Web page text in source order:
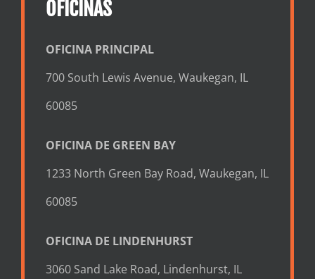
OFICINAS
OFICINA PRINCIPAL
700 South Lewis Avenue, Waukegan, IL
60085
OFICINA DE GREEN BAY
1233 North Green Bay Road, Waukegan, IL
60085
OFICINA DE LINDENHURST
3060 Sand Lake Road, Lindenhurst, IL